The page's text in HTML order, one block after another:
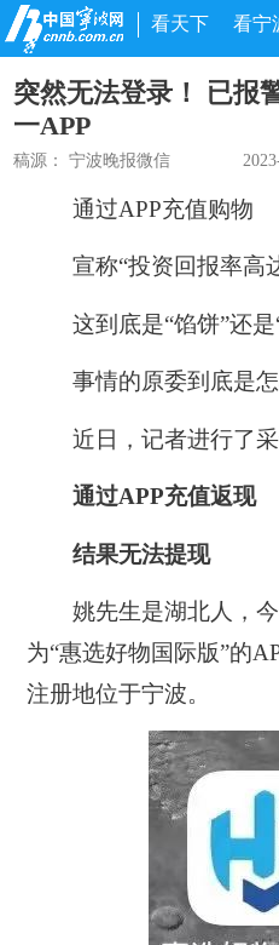
看天下 看宁
突然无法登录！ 已报
一APP
稿源：宁波晚报微信
通过APP充值购物
宣称“投资回报率高
这到底是“馅饼”还是
事情的原委到底是
近日，记者进行了采
通过APP充值返现
结果无法提现
姚先生是湖北人，
为“惠选好物国际版”的
注册地位于宁波。